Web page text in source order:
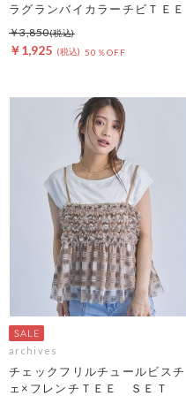
ラグランバイカラーチビＴＥＥ
￥1,925 50％OFF
￥3,850
archives
チェックフリルチュールビスチ
ェ×フレンチＴＥＥ ＳＥＴ